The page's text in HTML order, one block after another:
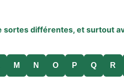
sortes différentes, et surtout
M N O P Q R